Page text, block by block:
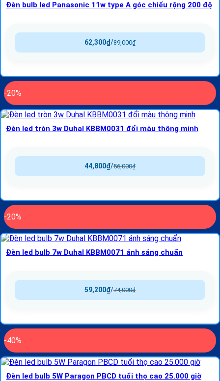
Đèn bulb led Panasonic 11w type A góc chiếu rộng 200 độ
89,000₫
/
62,300₫
-20%
Đèn led tròn 3w Duhal KBBM0031 đổi màu thông minh
56,000₫
/
44,800₫
-20%
Đèn led bulb 7w Duhal KBBM0071 ánh sáng chuẩn
74,000₫
/
59,200₫
-40%
Đèn led bulb 5W Paragon PBCD tuổi thọ cao 25.000 giờ